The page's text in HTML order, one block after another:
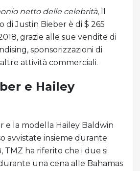
netto delle celebrità, Il
di Justin Bieber è di $ 265
grazie alle sue vendite di
sponsorizzazioni di
attività commerciali.
e Hailey
e la modella Hailey Baldwin
avvistate insieme durante
TMZ ha riferito che i due si
una cena alle Bahamas